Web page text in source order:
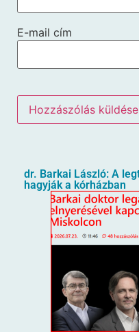
E-mail cím
dr. Barkai László: A
hagyják a kórházban